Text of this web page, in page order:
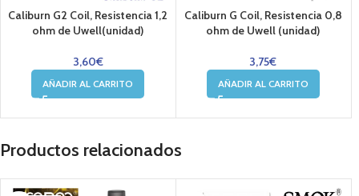
Caliburn G2 Coil, Resistencia 1,2
ohm de Uwell(unidad)
3,60€
AÑADIR AL CARRITO
Caliburn G Coil, Resistencia 0,8
ohm de Uwell (unidad)
3,75€
AÑADIR AL CARRITO
Productos relacionados